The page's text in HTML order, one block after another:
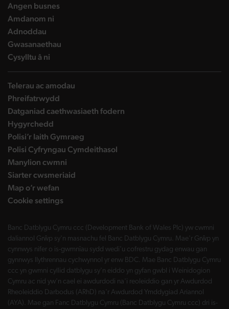
Angen busneslanding page
Amdanom ni
Adnoddau
Gwasanaethau
Cysylltu â ni
Telerau ac amodau
Phreifatrwydd
Datganiad caethwasiaeth fodern
Hygyrchedd
Polisi’r Iaith Gymraeg
Polisi Cyfryngau Cymdeithasol
Manylion cwmni
Siarter cwsmeriaid
Map o’r wefan
Cookie settings
Banc Datblygu Cymru ccc (Development Bank of Wales Plc) yw cwmni
daliannol Grŵp sy'n masnachu fel Banc Datblygu Cymru. Mae'r Grŵp yn
cynnwys nifer o is-gwmnïau sydd wedi'u cofrestru gydag enwau gan
gynnwys llythrennau cychwynnol yr enw BDC. Mae Banc Datblygu Cymru
ccc yn gwmni cyllid datblygu sy'n eiddo yn gyfan gwbl i Weinidogion
Cymru ac nid yw'n cael ei awdurdodi na'i reoleiddio gan yr Awdurdod
Rheoleiddio Darbodus (ARhD) na'r Awdurdod Ymddygiad Ariannol
(AYA). Mae gan Fanc Datblygu Cymru (Banc Datblygu Cymru ccc) dri is-